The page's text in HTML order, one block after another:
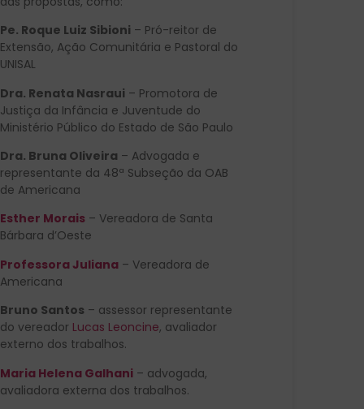
Pe. Roque Luiz Sibioni – Pró-reitor de
Extensão, Ação Comunitária e Pastoral do
UNISAL
Dra. Renata Nasraui – Promotora de
Justiça da Infância e Juventude do
Ministério Público do Estado de São Paulo
Dra. Bruna Oliveira – Advogada e
representante da 48ª Subseção da OAB
de Americana
Esther Morais – Vereadora de Santa
Bárbara d’Oeste
Professora Juliana – Vereadora de
Americana
Bruno Santos – assessor representante
do vereador Lucas Leoncine, avaliador
externo dos trabalhos.
Maria Helena Galhani – advogada,
avaliadora externa dos trabalhos.